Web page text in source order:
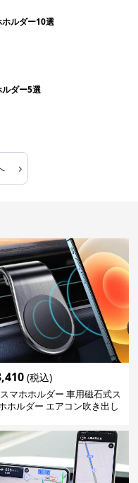
ルダー10選
ダー5選
›
(税込)
マホホルダー 車用磁石式ス
ホルダー エアコン吹き出し